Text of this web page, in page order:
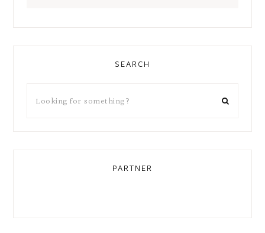
SEARCH
PARTNER